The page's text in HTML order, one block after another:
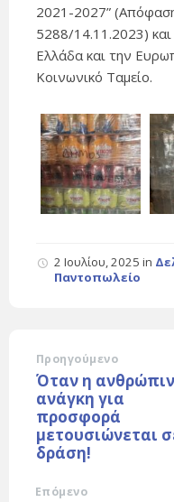
2021-2027”
5288/14.11.2023)
Ελλάδα και την
Κοινωνικό Ταμείο.
2 Ιουλίου, 2025 in
Παντοπωλείο
Προηγούμενο
Όταν η
ανάγκη για
προσφορά
μετουσιώνεται
δράση!
Επόμενο